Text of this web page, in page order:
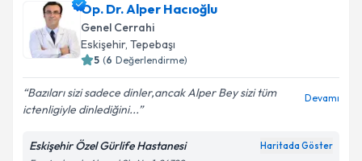
Op. Dr. Alper Hacıoğlu
Genel Cerrahi
Eskişehir, Tepebaşı
5 (6 Değerlendirme)
Bazıları sizi sadece dinler,ancak Alper Bey sizi tüm
ictenligiyle dinlediğini...
Devamı
Eskişehir Özel Gürlife Hastanesi Haritada Göster